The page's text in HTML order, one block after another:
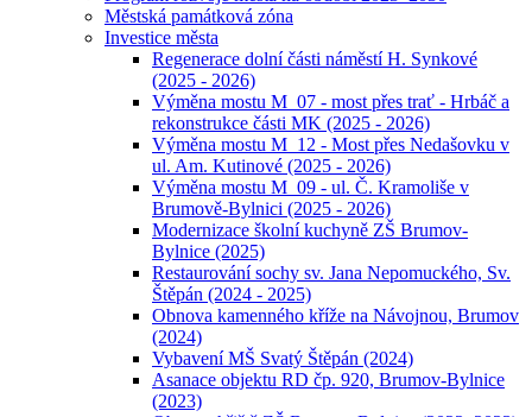
Městská památková zóna
Investice města
Regenerace dolní části náměstí H. Synkové
(2025 - 2026)
Výměna mostu M_07 - most přes trať - Hrbáč a
rekonstrukce části MK (2025 - 2026)
Výměna mostu M_12 - Most přes Nedašovku v
ul. Am. Kutinové (2025 - 2026)
Výměna mostu M_09 - ul. Č. Kramoliše v
Brumově-Bylnici (2025 - 2026)
Modernizace školní kuchyně ZŠ Brumov-
Bylnice (2025)
Restaurování sochy sv. Jana Nepomuckého, Sv.
Štěpán (2024 - 2025)
Obnova kamenného kříže na Návojnou, Brumov
(2024)
Vybavení MŠ Svatý Štěpán (2024)
Asanace objektu RD čp. 920, Brumov-Bylnice
(2023)